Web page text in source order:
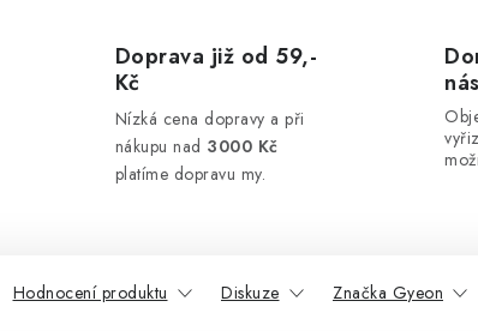
Doprava již od 59,-
Kč
Nízká cena dopravy a při
nákupu nad 3000 Kč
platíme dopravu my.
Hodnocení produktu Diskuze Značka Gyeon